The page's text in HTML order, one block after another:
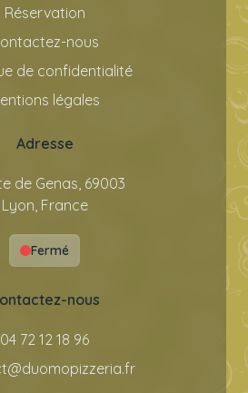
Réservation
nous
de confidentialité
légales
Adresse
de Genas, 69003
Lyon, France
Fermé
nous
04 72 12 18 96